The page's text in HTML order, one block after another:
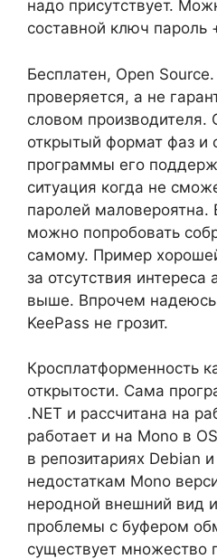
надо присутствует.
составной ключ пароль
Бесплатен, Open
проверяется, а не
словом производителя.
открытый формат фаз и
программы его
ситуация когда не
паролей маловероятна.
можно попробовать
самому. Пример
за отсутствия
выше. Впрочем надеюсь
KeePass не грозит.
Кросплатформенность
открытости. Сама
.NET и рассчитана на
работает и на Monо в
в репозитариях Debian
недостаткам Mono
неродной внешний вид
проблемы с буфером
существует множество